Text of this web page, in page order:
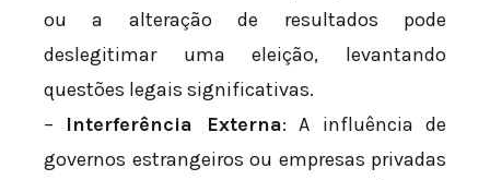
ou a alteração de resultados pode
deslegitimar uma eleição, levantando
questões legais significativas.
– Interferência Externa: A influência de
governos estrangeiros ou empresas privadas